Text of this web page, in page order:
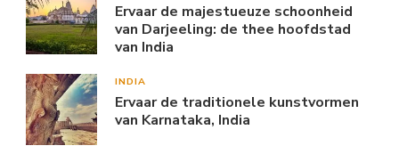
Ervaar de majestueuze schoonheid
van Darjeeling: de thee hoofdstad
van India
INDIA
Ervaar de traditionele kunstvormen
van Karnataka, India